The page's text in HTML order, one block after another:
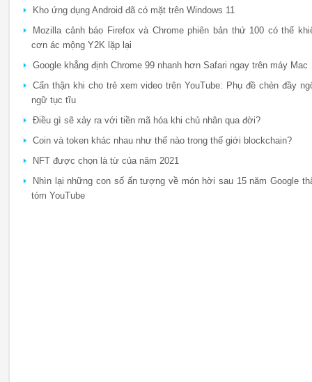
Kho ứng dụng Android đã có mặt trên Windows 11
Mozilla cảnh báo Firefox và Chrome phiên bản thứ 100 có thể
cơn ác mộng Y2K lặp lại
Google khẳng định Chrome 99 nhanh hơn Safari ngay trên máy Mac
Cẩn thận khi cho trẻ xem video trên YouTube: Phụ đề chèn đầy
ngữ tục tĩu
Điều gì sẽ xảy ra với tiền mã hóa khi chủ nhân qua đời?
Coin và token khác nhau như thế nào trong thế giới blockchain?
NFT được chọn là từ của năm 2021
Nhìn lại những con số ấn tượng về món hời sau 15 năm Google
tóm YouTube